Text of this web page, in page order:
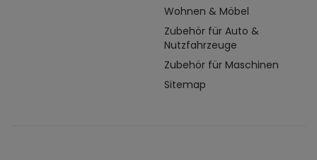
Wohnen & Möbel
Zubehör für Auto &
Nutzfahrzeuge
Zubehör für Maschinen
Sitemap